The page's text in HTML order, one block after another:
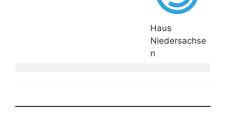
Haus
Niedersachse
n